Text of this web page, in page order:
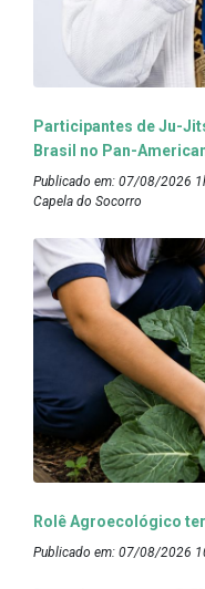
Participantes de Ju-
Brasil no Pan-
Publicado em: 07/08/2026
Capela do Socorro
Rolê Agroecológico
Publicado em: 07/08/2026